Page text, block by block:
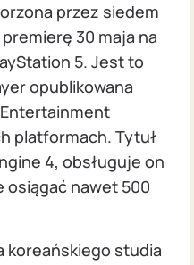
przez siedem
30 maja na
5. Jest to
opublikowana
platformach. Tytuł
4, obsługuje on
osiągać nawet 500
koreańskiego studia